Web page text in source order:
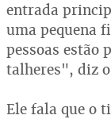
entrada
uma pequena
pessoas estão
talheres", diz
Ele fala que o